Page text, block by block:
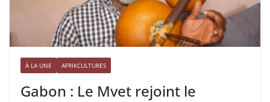
À LA UNE AFRIKCULTURES
Gabon : Le Mvet rejoint le